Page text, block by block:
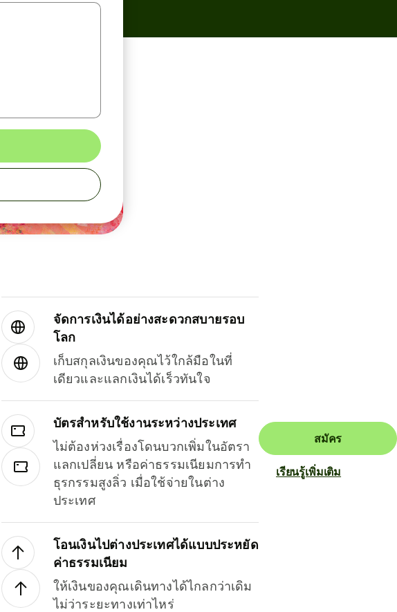
จัดการเงินได้อย่างสะดวกสบายรอบ
โลก
เก็บสกุลเงินของคุณไว้ใกล้มือในที่
เดียวและแลกเงินได้เร็วทันใจ
บัตรสำหรับใช้งานระหว่างประเทศ
ไม่ต้องห่วงเรื่องโดนบวกเพิ่มในอัตรา
แลกเปลี่ยน หรือค่าธรรมเนียมการทำ
ธุรกรรมสูงลิ่ว เมื่อใช้จ่ายในต่าง
ประเทศ
โอนเงินไปต่างประเทศได้แบบประหยัด
ค่าธรรมเนียม
ให้เงินของคุณเดินทางได้ไกลกว่าเดิม
ไม่ว่าระยะทางเท่าไหร่
สมัคร
เรียนรู้เพิ่มเติม